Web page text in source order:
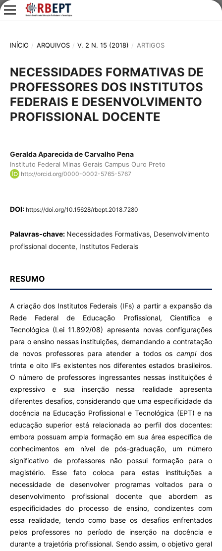
INÍCIO / ARQUIVOS / V. 2 N. 15 (2018) / ARTIGOS
NECESSIDADES FORMATIVAS DE
PROFESSORES DOS INSTITUTOS
FEDERAIS E DESENVOLVIMENTO
PROFISSIONAL DOCENTE
Geralda Aparecida de Carvalho Pena
Instituto Federal Minas Gerais Campus Ouro Preto
http://orcid.org/0000-0002-5765-5767
DOI: https://doi.org/10.15628/rbept.2018.7280
Palavras-chave: Necessidades Formativas, Desenvolvimento
profissional docente, Institutos Federais
RESUMO
A criação dos Institutos Federais (IFs) a partir a expansão da
Rede Federal de Educação Profissional, Científica e
Tecnológica (Lei 11.892/08) apresenta novas configurações
para o ensino nessas instituições, demandando a contratação
de novos professores para atender a todos oscampidos
trinta e oito IFs existentes nos diferentes estados brasileiros.
O número de professores ingressantes nessas instituições é
expressivo e sua inserção nessa realidade apresenta
diferentes desafios, considerando que uma especificidade da
docência na Educação Profissional e Tecnológica (EPT) e na
educação superior está relacionada ao perfil dos docentes:
embora possuam ampla formação em sua área específica de
conhecimentos em nível de pós-graduação, um número
significativo de professores não possui formação para o
magistério. Esse fato coloca para estas instituições a
necessidade de desenvolver programas voltados para o
desenvolvimento profissional docente que abordem as
especificidades do processo de ensino, condizentes com
essa realidade, tendo como base os desafios enfrentados
pelos professores no período de inserção na docência e
durante a trajetória profissional. Sendo assim, o objetivo geral